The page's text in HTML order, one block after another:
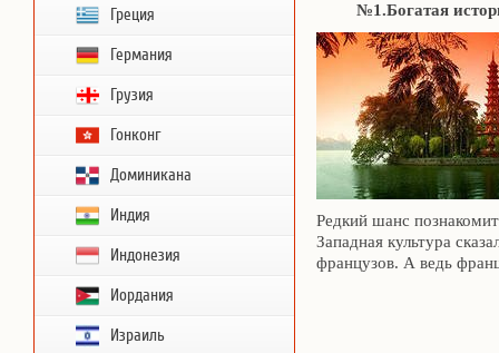
Греция
Германия
Грузия
Гонконг
Доминикана
Индия
Индонезия
Иордания
Израиль
№1.Богатая
Редкий шанс
Западная культура
французов. А ведь